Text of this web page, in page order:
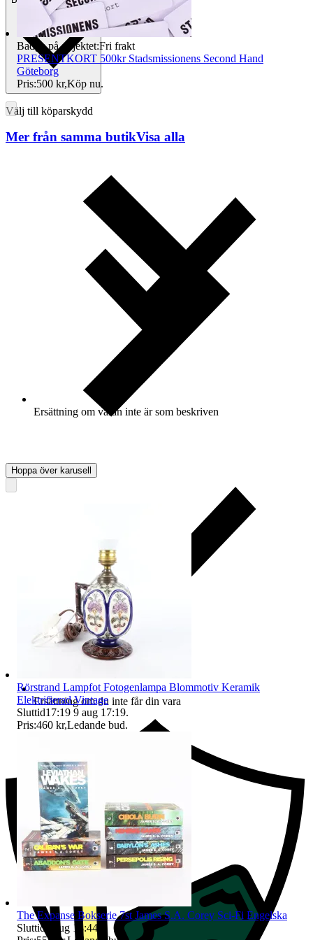
Välj till köparskydd
Ersättning om varan inte är som beskriven
Ersättning om du inte får din vara
Badge på objektet:Fri frakt
PRESENTKORT 500kr Stadsmissionens Second Hand
Göteborg
Pris:500 kr,Köp nu.
Mer från samma butikVisa alla
Hoppa över karusell
Rörstrand Lampfot Fotogenlampa Blommotiv Keramik
Elektrifierad Vintage
Sluttid17:19 9 aug 17:19.
Pris:460 kr,Ledande bud.
The Expanse Bokserie 7st James S.A. Corey Sci-Fi Engelska
Sluttid
9 aug 18:44